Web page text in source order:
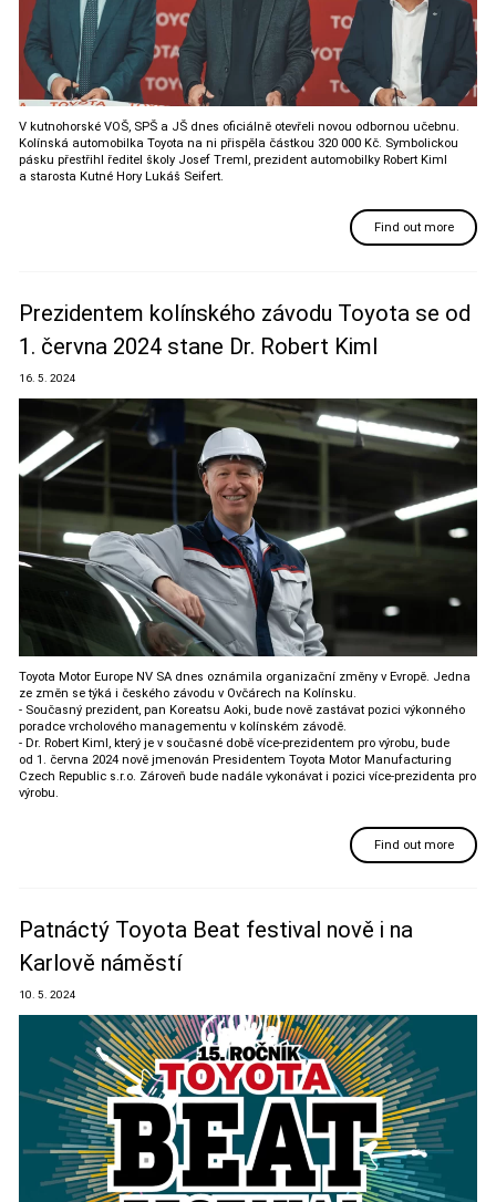
V kutnohorské VOŠ, SPŠ a JŠ dnes oficiálně otevřeli novou odbornou učebnu.
Kolínská automobilka Toyota na ni přispěla částkou 320 000 Kč. Symbolickou
pásku přestřihl ředitel školy Josef Treml, prezident automobilky Robert Kiml
a starosta Kutné Hory Lukáš Seifert.
Find out more
Prezidentem kolínského závodu Toyota se od
1. června 2024 stane Dr. Robert Kiml
16. 5. 2024
Toyota Motor Europe NV SA dnes oznámila organizační změny v Evropě. Jedna
ze změn se týká i českého závodu v Ovčárech na Kolínsku.
- Současný prezident, pan Koreatsu Aoki, bude nově zastávat pozici výkonného
poradce vrcholového managementu v kolínském závodě.
- Dr. Robert Kiml, který je v současné době více-prezidentem pro výrobu, bude
od 1. června 2024 nově jmenován Presidentem Toyota Motor Manufacturing
Czech Republic s.r.o. Zároveň bude nadále vykonávat i pozici více-prezidenta pro
výrobu.
Find out more
Patnáctý Toyota Beat festival nově i na
Karlově náměstí
10. 5. 2024